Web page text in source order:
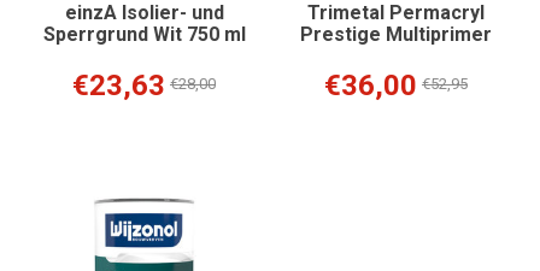
einzA Isolier- und
Sperrgrund Wit 750 ml
€23,63 €28,00
Trimetal Permacryl
Prestige Multiprimer
€36,00 €52,95